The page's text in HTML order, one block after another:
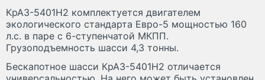
КрАЗ-5401Н2 комплектуется двигателем
экологического стандарта Евро-5 мощностью 160
л.с. в паре с 6-ступенчатой МКПП.
Грузоподъемность шасси 4,3 тонны.
Бескапотное шасси КрАЗ-5401Н2 отличается